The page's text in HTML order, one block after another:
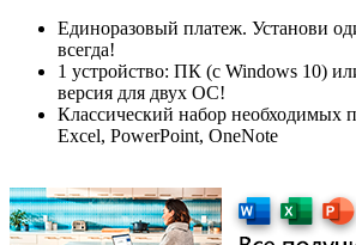
Единоразовый платеж. Установи
всегда!
1 устройство: ПК (c Windows 10)
версия для двух ОС!
Классический набор необходимых
Excel, PowerPoint, OneNote